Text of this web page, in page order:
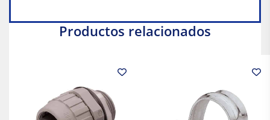
Productos relacionados